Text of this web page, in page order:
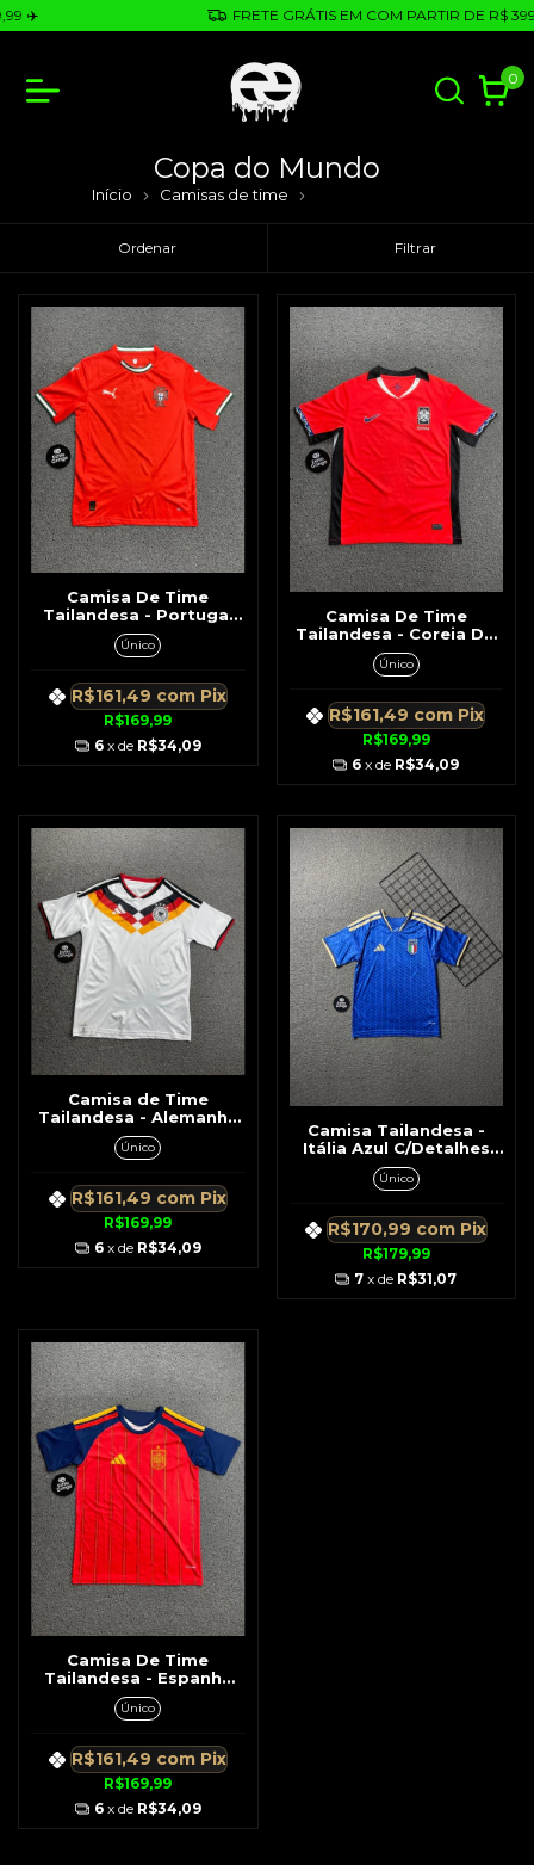
✈️ FRETE GRÁTIS EM COM PARTIR DE R$
0
Copa do Mundo
Início Camisas de time
Ordenar Filtrar
Camisa De Time
Tailandesa - Portugal
Vermelha c/ Detalhe Na
Gola
Único
R$169,99
R$161,49 com Pix
6 x de R$34,09
Camisa De Time
Tailandesa - Coreia Do
Sul Laranja c/ Preto Na
Lateral
Único
R$169,99
R$161,49 com Pix
6 x de R$34,09
Camisa de Time
Tailandesa - Alemanha
Branca c/ Detalhe Peito
Único
R$169,99
R$161,49 com Pix
6 x de R$34,09
Camisa Tailandesa -
Itália Azul C/Detalhes
Dourado 26/27
Único
R$179,99
R$170,99 com Pix
7 x de R$31,07
Camisa De Time
Tailandesa - Espanha
Vermelha c/ Azul
Detalhes Ombro
Único
R$169,99
R$161,49 com Pix
6 x de R$34,09